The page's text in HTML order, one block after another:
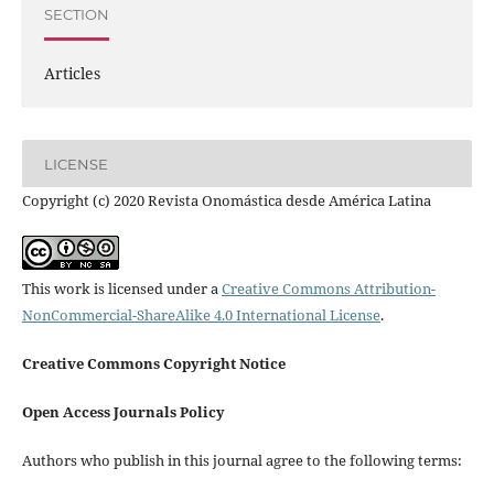
SECTION
Articles
LICENSE
Copyright (c) 2020 Revista Onomástica desde América Latina
This work is licensed under aCreative Commons Attribution-
NonCommercial-ShareAlike 4.0 International License.
Creative Commons Copyright Notice
Open Access Journals Policy
Authors who publish in this journal agree to the following terms: